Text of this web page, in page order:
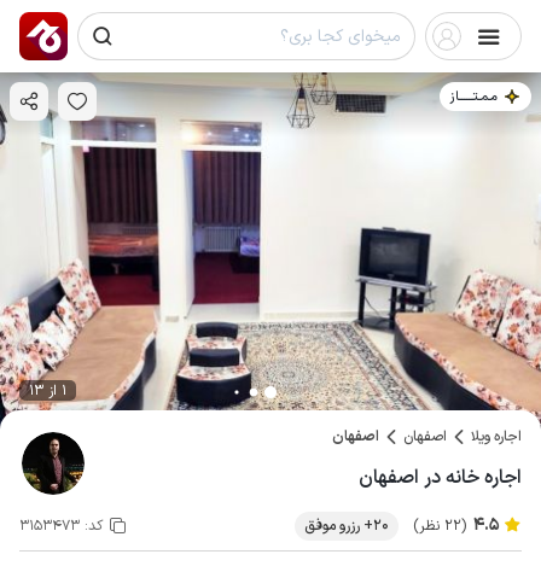
مـمـتــــــاز
1 از 13
اجاره ویلا اصفهان اصفهان
اجاره خانه در اصفهان
4.5 (22 نظر) 20+ رزرو موفق کد: 3153473